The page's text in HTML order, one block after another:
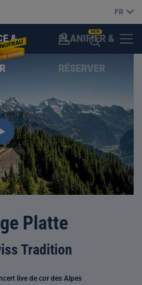
FR
& PLANIFIER &
RÉSERVER
NEW
Platte
Tradition
live de cor des Alpes